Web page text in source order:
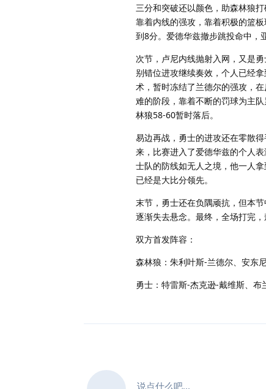
三分和突破还以颜色，助森林狼
靠着内线的强攻，靠着积极的篮
到8分。爱德华兹撤步跳投命中，
次节，卢尼内线抛射入网，又是
别错位进攻继续奏效，个人已经
术，暂时冻结了兰德尔的强攻，
难的阶段，靠着不断的罚球为主
林狼58-60暂时落后。
易边再战，勇士的进攻还在零散
来，比赛进入了爱德华兹的个人
士队的防线如无人之境，他一人
已经是大比分领先。
末节，勇士还在负隅顽抗，但本
逐渐失去悬念。最终，全场打完
双方首发阵容：
森林狼：朱利叶斯-兰德尔、安东
勇士：特雷斯-杰克逊-戴维斯、
说点什么吧...